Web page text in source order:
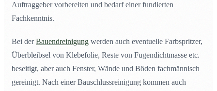
Auftraggeber vorbereiten und bedarf einer fundierten
Fachkenntnis.
Bei derBauendreinigung werden auch eventuelle Farbspritzer,
Überbleibsel von Klebefolie, Reste von Fugendichtmasse etc.
beseitigt, aber auch Fenster, Wände und Böden fachmännisch
gereinigt. Nach einer Bauschlussreinigung kommen auch